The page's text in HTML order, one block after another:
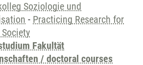
Soziologie und
- Practicing Research for
Fakultät
/ doctoral courses